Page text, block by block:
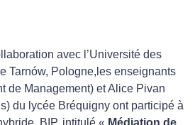
avec l’Université des
Tarnów, Pologne,les enseignants
de Management) et Alice Pivan
du lycée Bréquigny ont participé à
BIP, intitulé « Médiation de